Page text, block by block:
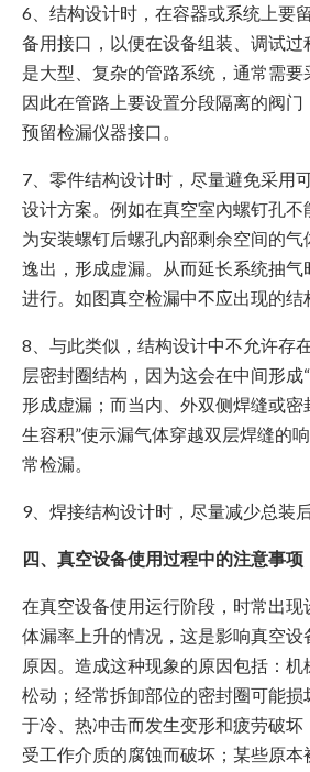
6、结构设计时，在容器或系统上要
备用接口，以便在设备组装、调试
是大型、复杂的管路系统，通常需要
因此在管路上要设置分段隔离的阀门
预留检漏仪器接口。
7、零件结构设计时，尽量避免采用
设计方案。例如在真空室內螺钉孔不
为安装螺钉后螺孔内部剩余空间的
逸出，形成虚漏。从而延长系统抽气
进行。如图真空检漏中不应出现的结
8、与此类似，结构设计中不允许存
层密封圈结构，因为这会在中间形成
形成虚漏；而当内、外双侧焊缝或密
生容积”使示漏气体穿越双层焊缝的
常检漏。
9、焊接结构设计时，尽量减少总装
四、真空设备使用过程中的注意事项
在真空设备使用运行阶段，时常出现
体漏率上升的情况，这是影响真空
原因。造成这种现象的原因包括：
松动；经常拆卸部位的密封圈可能损
于冷、热冲击而发生变形和疲劳破坏
受工作介质的腐蚀而破坏；某些原